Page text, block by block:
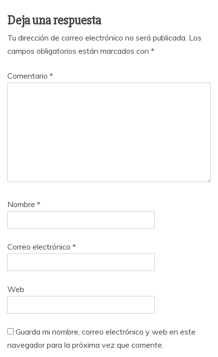
Deja una respuesta
Tu dirección de correo electrónico no será publicada. Los
campos obligatorios están marcados con *
Comentario *
Nombre *
Correo electrónico *
Web
Guarda mi nombre, correo electrónico y web en este
navegador para la próxima vez que comente.